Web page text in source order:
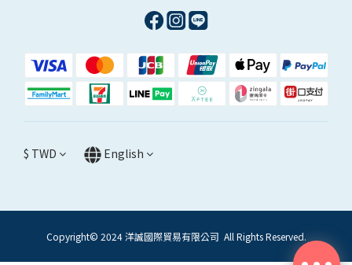
$ TWD English
Copyright© 2024 洋誠國際貿易有限公司 All Rights Reserved.